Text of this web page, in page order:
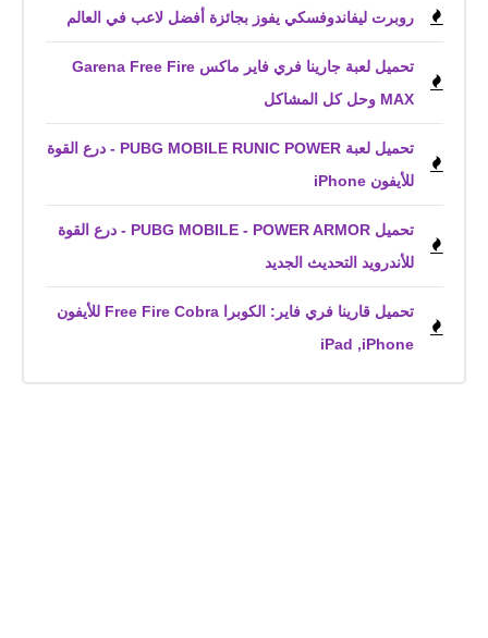
روبرت ليفاندوفسكي يفوز بجائزة أفضل لاعب في العالم
تحميل لعبة جارينا فري فاير ماكس Garena Free Fire
MAX‏ وحل كل المشاكل
تحميل لعبة PUBG MOBILE RUNIC POWER - درع القوة
للأيفون iPhone
تحميل PUBG MOBILE - POWER ARMOR - درع القوة
للأندرويد التحديث الجديد
تحميل قارينا فري فاير: الكوبرا Free Fire Cobra للأيفون
iPhone,‏ iPad